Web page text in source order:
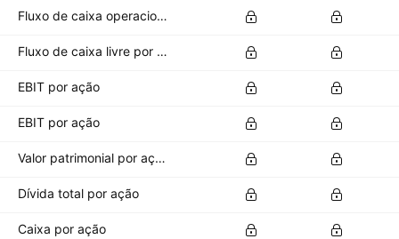
Fluxo de caixa operacional por ação
Fluxo de caixa livre por ação
EBIT por ação
EBIT por ação
Valor patrimonial por ação
Dívida total por ação
Caixa por ação